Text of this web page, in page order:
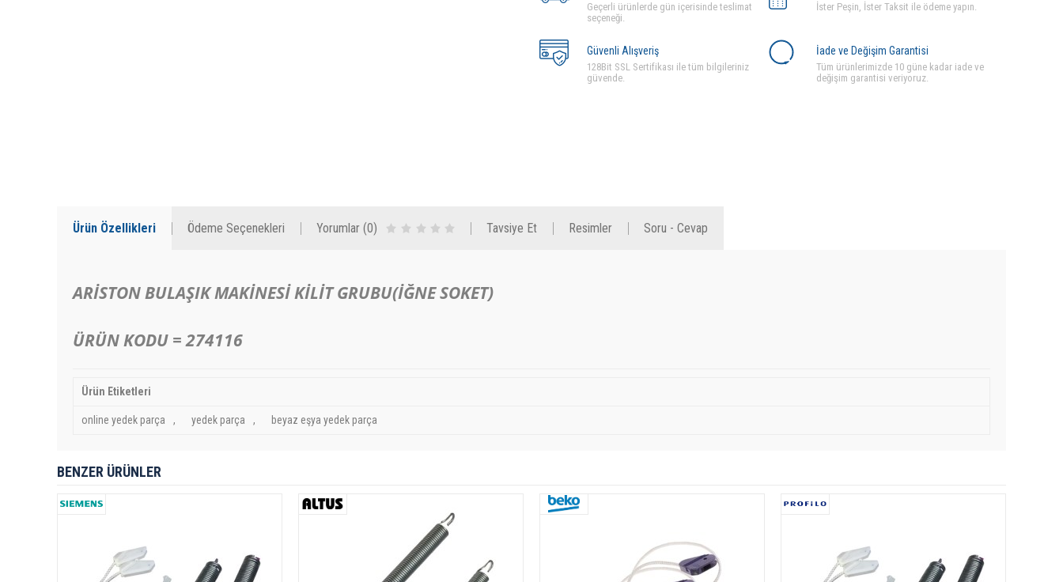
Geçerli ürünlerde gün içerisinde teslimat
seçeneği.
İster Peşin, İster Taksit ile ödeme yapın.
Güvenli Alışveriş
128Bit SSL Sertifikası ile tüm bilgileriniz
güvende.
İade ve Değişim Garantisi
Tüm ürünlerimizde 10 güne kadar iade ve
değişim garantisi veriyoruz.
Ürün Özellikleri Ödeme Seçenekleri Yorumlar (0) Tavsiye Et Resimler Soru - Cevap
ARİSTON BULAŞIK MAKİNESİ KİLİT GRUBU(İĞNE SOKET)
ÜRÜN KODU = 274116
Ürün Etiketleri
online yedek parça , yedek parça , beyaz eşya yedek parça
BENZER ÜRÜNLER